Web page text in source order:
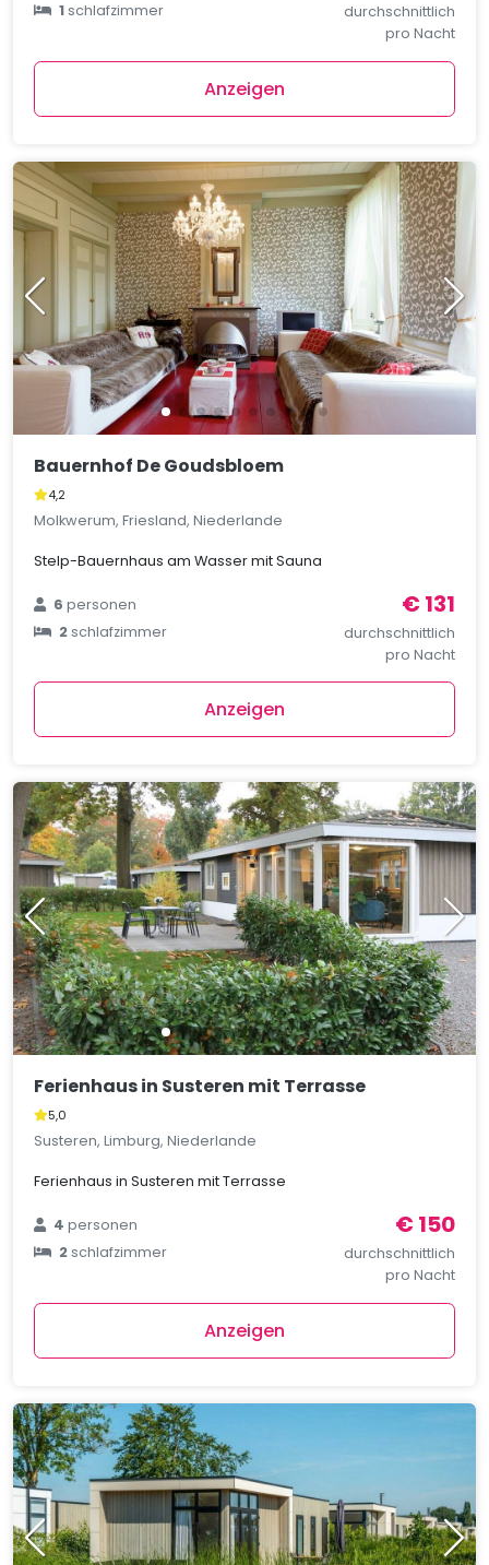
1schlafzimmer
durchschnittlich
pro Nacht
Anzeigen
Bauernhof De Goudsbloem
4,2
Molkwerum, Friesland, Niederlande
Stelp-Bauernhaus am Wasser mit Sauna
6personen
2schlafzimmer
€ 131
durchschnittlich
pro Nacht
Anzeigen
Ferienhaus in Susteren mit Terrasse
5,0
Susteren, Limburg, Niederlande
Ferienhaus in Susteren mit Terrasse
4personen
2schlafzimmer
€ 150
durchschnittlich
pro Nacht
Anzeigen